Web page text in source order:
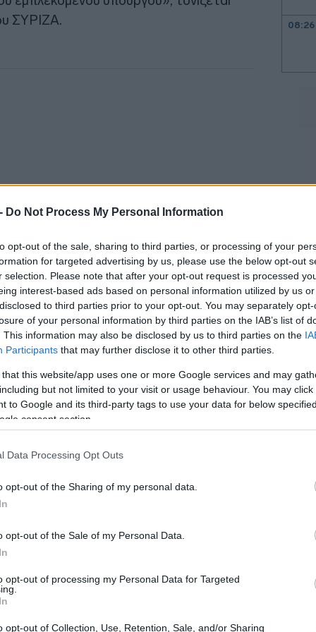
Do Not Process My Personal Information
opt-out of the sale, sharing to third parties, or processing of your
for targeted advertising by us, please use the below opt-out
selection. Please note that after your opt-out request is processed
interest-based ads based on personal information utilized by us
to third parties prior to your opt-out. You may separately
of your personal information by third parties on the IAB’s list of
This information may also be disclosed by us to third parties on the
Participants that may further disclose it to other third parties.
that this website/app uses one or more Google services and may
but not limited to your visit or usage behaviour. You may
to Google and its third-party tags to use your data for below
consent section.
Data Processing Opt Outs
opt-out of the Sharing of my personal data.
opt-out of the Sale of my Personal Data.
opt-out of processing my Personal Data for Targeted
opt-out of Collection, Use, Retention, Sale, and/or Sharing
ΣΥΡΙΖΑ.
απαλλαγεί όσο το δυνατόν
και την διαφθορά του καθεστώτος
σε μια ευρωπαϊκή κυβέρνηση αν
οριστικά στο "σκαμνί" με βαρύτατα
υπουργού, θα ήταν η
υπουργού.
08:26
07:41
07:32
07:20
07:07